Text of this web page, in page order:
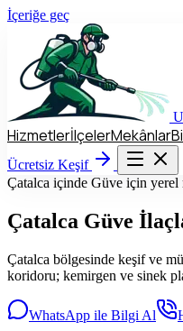
İçeriğe geç
HizmetlerİlçelerMekânlar
Ücretsiz Keşif
Hizmetler İlçeler
Çatalca içinde Güve için yerel
Çatalca Güve
Çatalca bölgesinde keşif ve
koridoru; kemirgen ve sinek
WhatsApp ile Bilgi Al